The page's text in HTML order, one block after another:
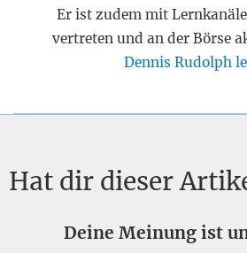
Er ist zudem mit
vertreten und an der Börse
Dennis Rudolph
Hat dir dieser
Deine Meinung ist